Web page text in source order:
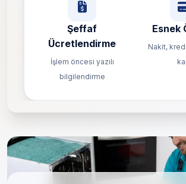
Şeffaf
Ücretlendirme
İşlem öncesi yazılı
bilgilendirme
Esnek
Nakit,